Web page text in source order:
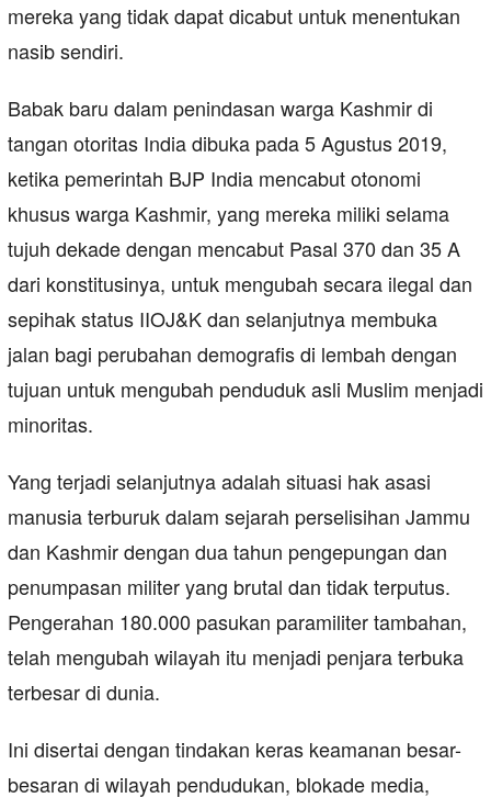
mereka yang tidak dapat dicabut untuk menentukan
nasib sendiri.
Babak baru dalam penindasan warga Kashmir di
tangan otoritas India dibuka pada 5 Agustus 2019,
ketika pemerintah BJP India mencabut otonomi
khusus warga Kashmir, yang mereka miliki selama
tujuh dekade dengan mencabut Pasal 370 dan 35 A
dari konstitusinya, untuk mengubah secara ilegal dan
sepihak status IIOJ&K dan selanjutnya membuka
jalan bagi perubahan demografis di lembah dengan
tujuan untuk mengubah penduduk asli Muslim menjadi
minoritas.
Yang terjadi selanjutnya adalah situasi hak asasi
manusia terburuk dalam sejarah perselisihan Jammu
dan Kashmir dengan dua tahun pengepungan dan
penumpasan militer yang brutal dan tidak terputus.
Pengerahan 180.000 pasukan paramiliter tambahan,
telah mengubah wilayah itu menjadi penjara terbuka
terbesar di dunia.
Ini disertai dengan tindakan keras keamanan besar-
besaran di wilayah pendudukan, blokade media,